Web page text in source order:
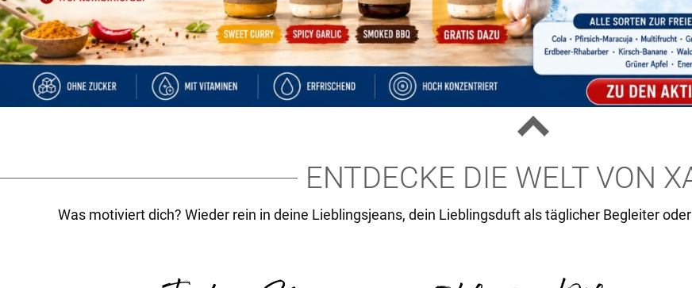
ENTDECKE DIE WELT VON
Was motiviert dich? Wieder rein in deine Lieblingsjeans, dein Lieblingsduft als täglicher Begleiter